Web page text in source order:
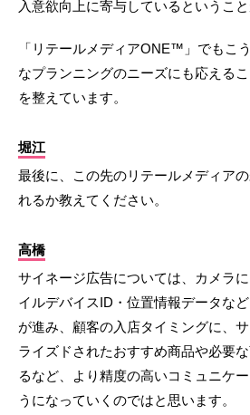
入意欲向上に寄与しているということ
「リテールメディアONE™」でもこ
なプランニングのニーズにも応える
を整えています。
堀江
最後に、この先のリテールメディア
れるか教えてください。
高橋
サイネージ広告については、カメラ
イルデバイスID・位置情報データな
が進み、顧客の入店タイミングに、
ライズドされたおすすめ商品や必要
るなど、より精度の高いコミュニケ
うになっていくのではと思います。